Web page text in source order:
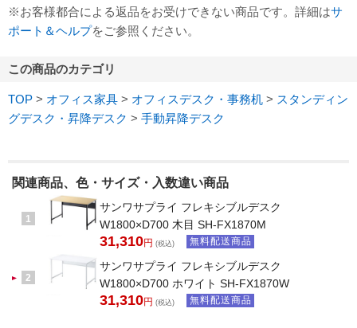
※お客様都合による返品をお受けできない商品です。詳細はサ
ポート＆ヘルプをご参照ください。
この商品のカテゴリ
TOP > オフィス家具 > オフィスデスク・事務机 > スタンディン
グデスク・昇降デスク > 手動昇降デスク
関連商品、色・サイズ・入数違い商品
1
サンワサプライ フレキシブルデスク
W1800×D700 木目 SH-FX1870M
31,310円 (税込) 無料配送商品
2
サンワサプライ フレキシブルデスク
W1800×D700 ホワイト SH-FX1870W
31,310円 (税込) 無料配送商品